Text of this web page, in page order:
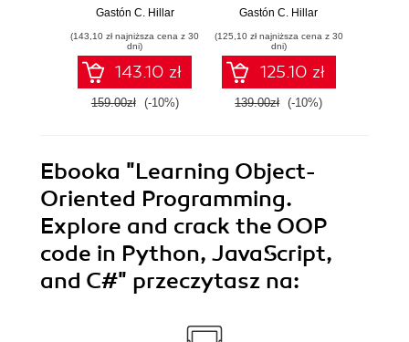
Beginner's Guide.
creating real-time
responsive online
3D games in
Silverlight 3 using
C#, XBAP WPF,
Gastón C. Hillar
(143,10 zł najniższa cena z 30
dni)
143.10 zł
159.00zł (-10%)
services or APIs
Python 3.7 -
Second Edition
Gastón C. Hillar
(125,10 zł najniższa cena z 30
dni)
125.10 zł
139.00zł (-10%)
Ebooka "Learning Object-
Oriented Programming.
Explore and crack the OOP
code in Python, JavaScript,
and C#" przeczytasz na: